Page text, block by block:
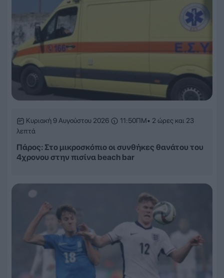
Κυριακή 9 Αυγούστου 2026 11:50ΠΜ• 2 ώρες και 23
λεπτά
Πάρος: Στο μικροσκόπιο οι συνθήκες θανάτου του
4χρονου στην πισίνα beach bar